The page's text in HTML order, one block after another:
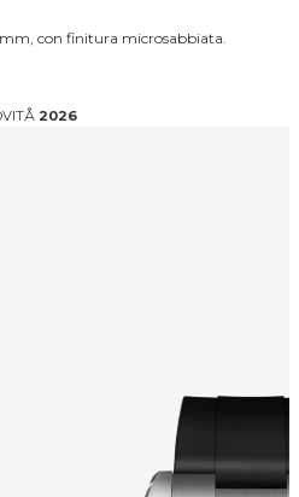
mm, con finitura microsabbiata.
2026